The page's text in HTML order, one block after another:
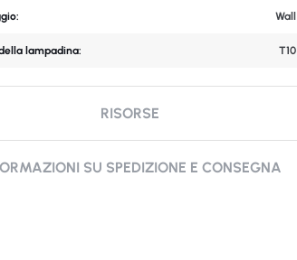
Wall
lampadina: T10
RISORSE
SU SPEDIZIONE E CONSEGNA